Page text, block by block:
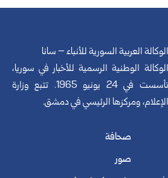
الوكالة العربية السورية للأنباء – سانا
الوكالة الوطنية الرسمية للأخبار في سوريا،
تأسست في 24 يونيو 1965. تتبع وزارة
الإعلام، ومركزها الرئيسي في دمشق.
صحافة
صور